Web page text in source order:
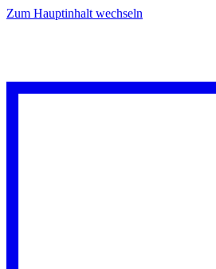
Zum Hauptinhalt wechseln